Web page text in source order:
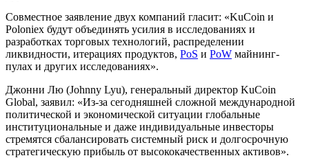
Совместное заявление двух компаний гласит: «KuCoin и
Poloniex будут объединять усилия в исследованиях и
разработках торговых технологий, распределении
ликвидности, итерациях продуктов, PoS и PoW майнинг-
пулах и других исследованиях».
Джонни Лю (Johnny Lyu), генеральный директор KuCoin
Global, заявил: «Из-за сегодняшней сложной международной
политической и экономической ситуации глобальные
институциональные и даже индивидуальные инвесторы
стремятся сбалансировать системный риск и долгосрочную
стратегическую прибыль от высококачественных активов».